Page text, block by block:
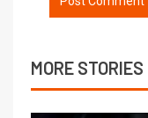
MORE STORIES